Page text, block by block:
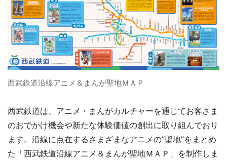
西武鉄道沿線アニメ＆まんが聖地ＭＡＰ
西武鉄道は、アニメ・まんがカルチャーを通じてお客さま
のおでかけ機会や新たな体験価値の創出に取り組んでおり
ます。沿線に点在するさまざまなアニメの“聖地”をまとめ
た「西武鉄道沿線アニメ＆まんが聖地ＭＡＰ」を制作しま